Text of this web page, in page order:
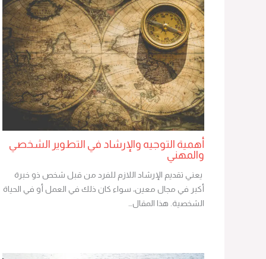
أهمية التوجيه والإرشاد في التطوير الشخصي
والمهني
يعني تقديم الإرشاد اللازم للفرد من قبل شخص ذو خبرة
أكبر في مجال معين، سواء كان ذلك في العمل أو في الحياة
الشخصية. هذا المقال…